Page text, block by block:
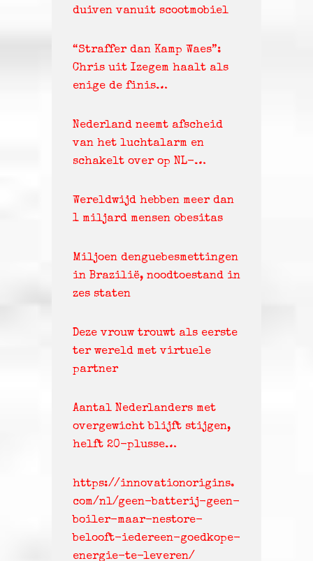
duiven vanuit scootmobiel
“Straffer dan Kamp Waes”:
Chris uit Izegem haalt als
enige de finis…
Nederland neemt afscheid
van het luchtalarm en
schakelt over op NL-…
Wereldwijd hebben meer dan
1 miljard mensen obesitas
Miljoen denguebesmettingen
in Brazilië, noodtoestand in
zes staten
Deze vrouw trouwt als eerste
ter wereld met virtuele
partner
Aantal Nederlanders met
overgewicht blijft stijgen,
helft 20-plusse…
https://innovationorigins.
com/nl/geen-batterij-geen-
boiler-maar-nestore-
belooft-iedereen-goedkope-
energie-te-leveren/